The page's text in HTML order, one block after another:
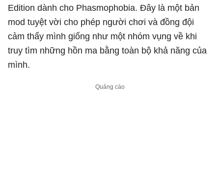
Edition dành cho Phasmophobia. Đây là một bản
mod tuyệt vời cho phép người chơi và đồng đội
cảm thấy mình giống như một nhóm vụng về khi
truy tìm những hồn ma bằng toàn bộ khả năng của
mình.